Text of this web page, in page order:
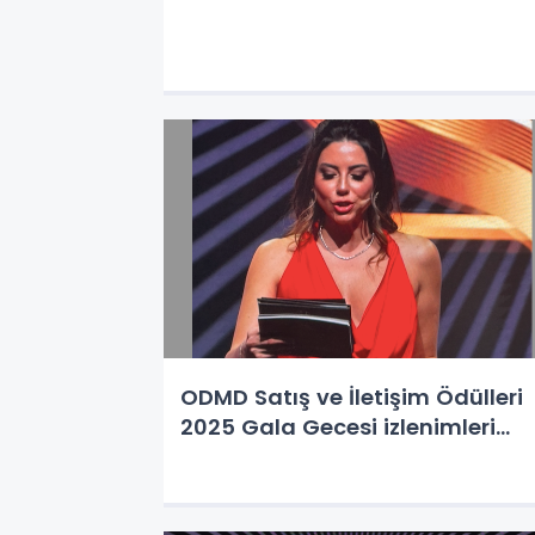
ODMD Satış ve İletişim Ödülleri
2025 Gala Gecesi izlenimleri…